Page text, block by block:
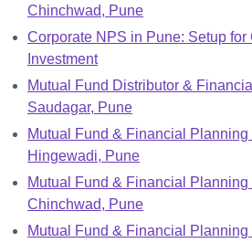
Chinchwad, Pune
Corporate NPS in Pune: Setup for
Investment
Mutual Fund Distributor &
Saudagar, Pune
Mutual Fund & Financial Planning
Hingewadi, Pune
Mutual Fund & Financial
Chinchwad, Pune
Mutual Fund & Financial